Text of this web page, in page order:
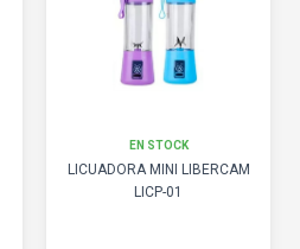
EN STOCK
LICUADORA MINI LIBERCAM
LICP-01